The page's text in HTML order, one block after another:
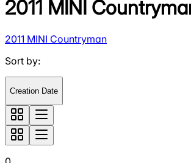
2011 MINI
2011 MINI Countryman
Sort by:
Creation Date